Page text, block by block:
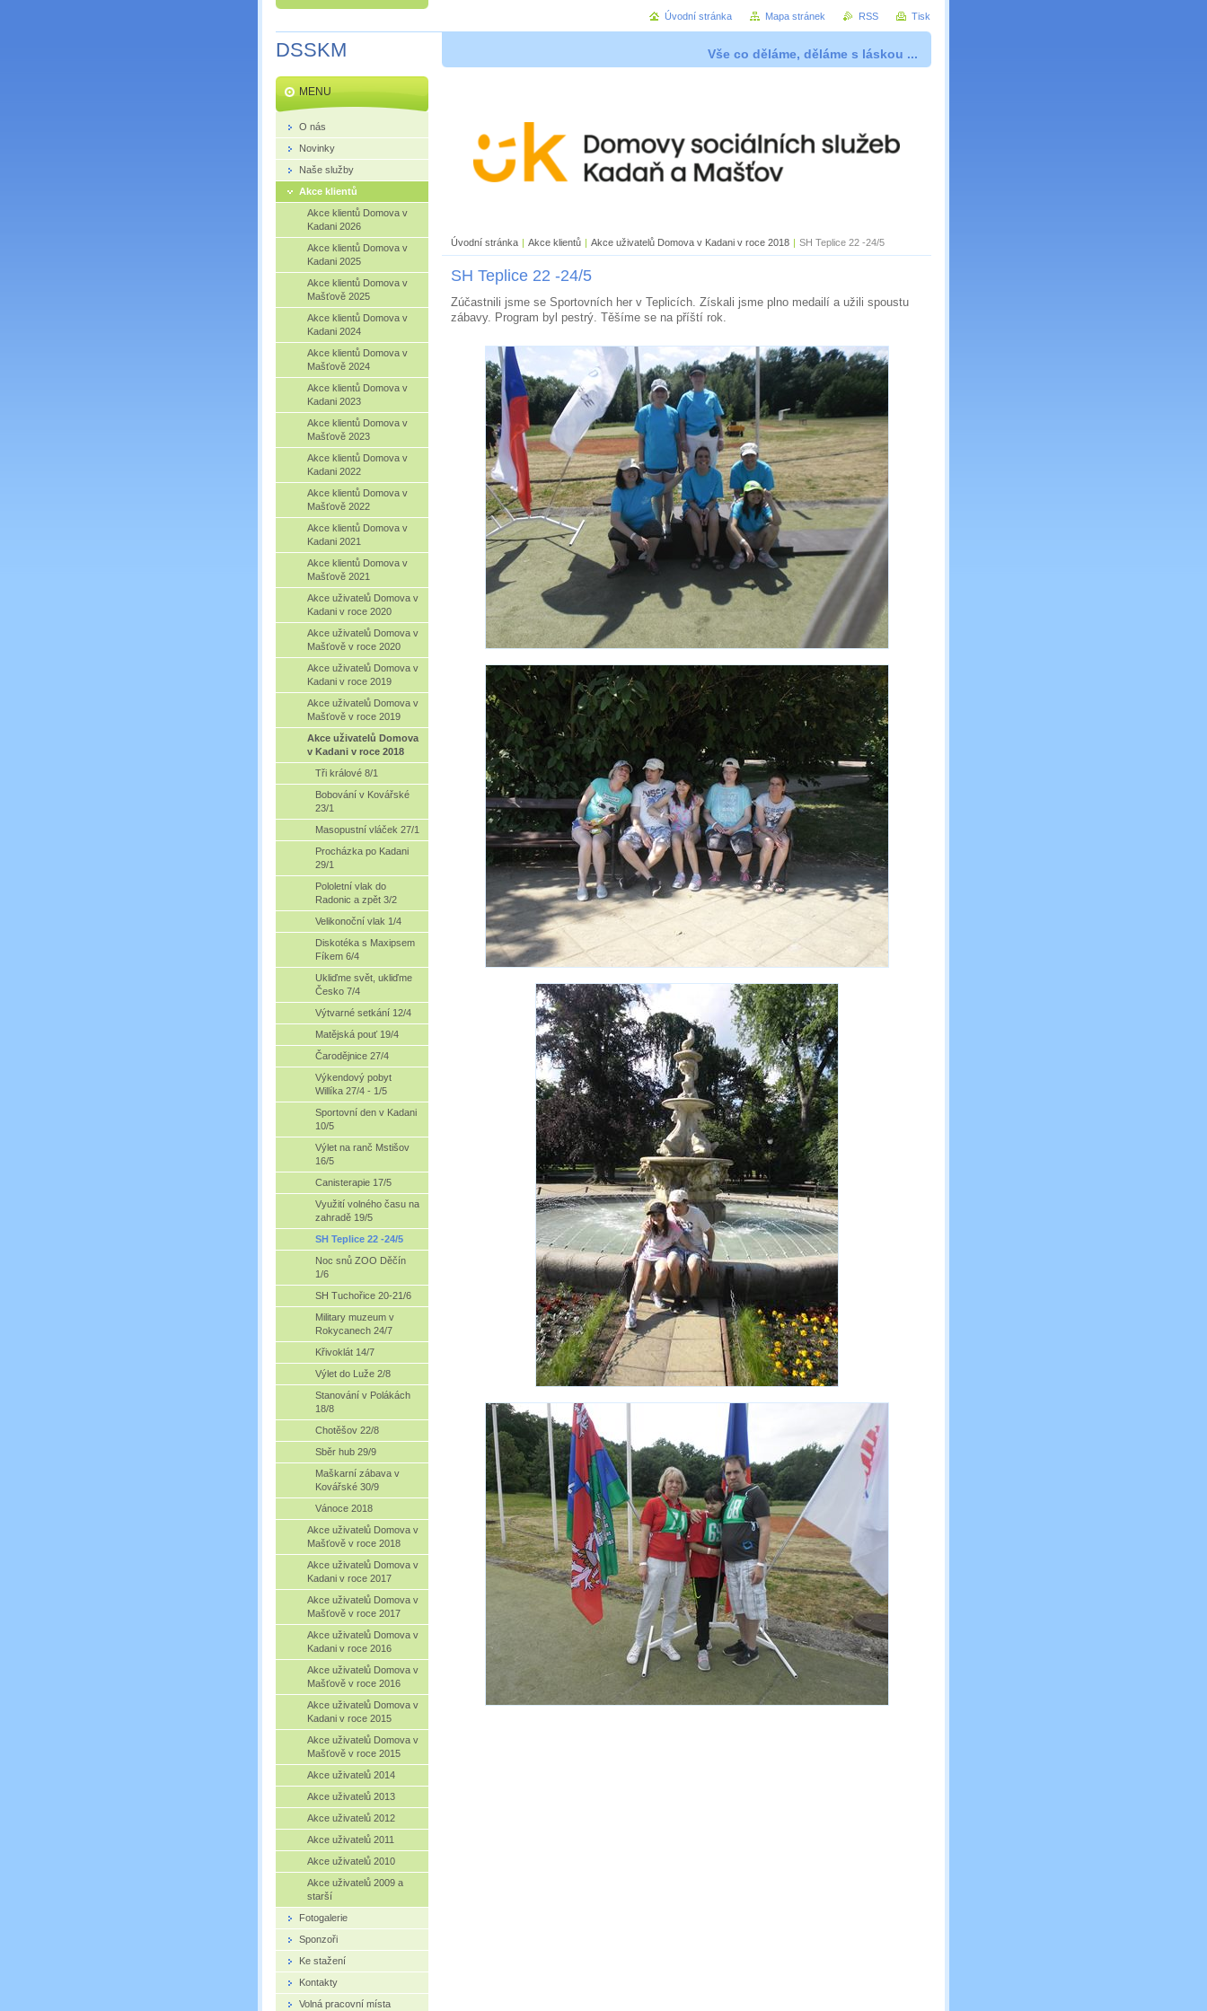
DSSKM Vše co děláme, děláme s láskou ...
Úvodní stránka | Akce klientů | Akce uživatelů Domova v Kadani v roce 2018 | SH Teplice 22 -24/5
SH Teplice 22 -24/5
Zúčastnili jsme se Sportovních her v Teplicích. Získali jsme plno medailí a užili spoustu
zábavy. Program byl pestrý. Těšíme se na příští rok.
MENU
O nás
Novinky
Naše služby
Akce klientů
Akce klientů Domova v
Kadani 2026
Akce klientů Domova v
Kadani 2025
Akce klientů Domova v
Mašťově 2025
Akce klientů Domova v
Kadani 2024
Akce klientů Domova v
Mašťově 2024
Akce klientů Domova v
Kadani 2023
Akce klientů Domova v
Mašťově 2023
Akce klientů Domova v
Kadani 2022
Akce klientů Domova v
Mašťově 2022
Akce klientů Domova v
Kadani 2021
Akce klientů Domova v
Mašťově 2021
Akce uživatelů Domova v
Kadani v roce 2020
Akce uživatelů Domova v
Mašťově v roce 2020
Akce uživatelů Domova v
Kadani v roce 2019
Akce uživatelů Domova v
Mašťově v roce 2019
Akce uživatelů Domova
v Kadani v roce 2018
Tři králové 8/1
Bobování v Kovářské
23/1
Masopustní vláček 27/1
Procházka po Kadani
29/1
Pololetní vlak do
Radonic a zpět 3/2
Velikonoční vlak 1/4
Diskotéka s Maxipsem
Fíkem 6/4
Ukliďme svět, ukliďme
Česko 7/4
Výtvarné setkání 12/4
Matějská pouť 19/4
Čarodějnice 27/4
Výkendový pobyt
Willíka 27/4 - 1/5
Sportovní den v Kadani
10/5
Výlet na ranč Mstišov
16/5
Canisterapie 17/5
Využití volného času na
zahradě 19/5
SH Teplice 22 -24/5
Noc snů ZOO Děčín
1/6
SH Tuchořice 20-21/6
Military muzeum v
Rokycanech 24/7
Křivoklát 14/7
Výlet do Luže 2/8
Stanování v Polákách
18/8
Chotěšov 22/8
Sběr hub 29/9
Maškarní zábava v
Kovářské 30/9
Vánoce 2018
Akce uživatelů Domova v
Mašťově v roce 2018
Akce uživatelů Domova v
Kadani v roce 2017
Akce uživatelů Domova v
Mašťově v roce 2017
Akce uživatelů Domova v
Kadani v roce 2016
Akce uživatelů Domova v
Mašťově v roce 2016
Akce uživatelů Domova v
Kadani v roce 2015
Akce uživatelů Domova v
Mašťově v roce 2015
Akce uživatelů 2014
Akce uživatelů 2013
Akce uživatelů 2012
Akce uživatelů 2011
Akce uživatelů 2010
Akce uživatelů 2009 a
starší
Fotogalerie
Sponzoři
Ke stažení
Kontakty
Volná pracovní místa
Úvodní stránka Mapa stránek RSS Tisk